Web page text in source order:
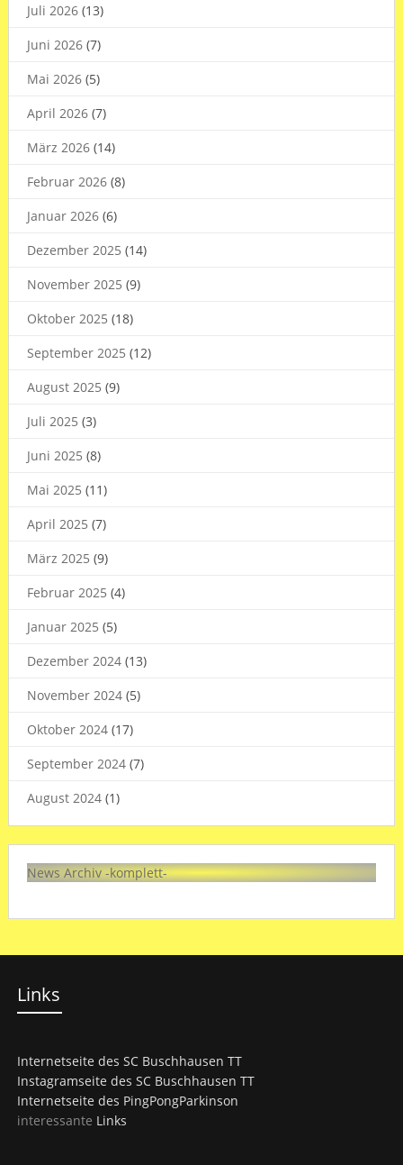
Juli 2026(13)
Juni 2026(7)
Mai 2026(5)
April 2026(7)
März 2026(14)
Februar 2026(8)
Januar 2026(6)
Dezember 2025 (14)
November 2025 (9)
Oktober 2025 (18)
September 2025 (12)
August 2025 (9)
Juli 2025 (3)
Juni 2025 (8)
Mai 2025 (11)
April 2025 (7)
März 2025 (9)
Februar 2025 (4)
Januar 2025 (5)
Dezember 2024(13)
November 2024(5)
Oktober 2024(17)
September 2024(7)
August 2024(1)
News Archiv -komplett-
Links
Internetseite des SC Buschhausen TT
Instagramseite des SC Buschhausen TT
Internetseite des PingPongParkinson
interessante Links